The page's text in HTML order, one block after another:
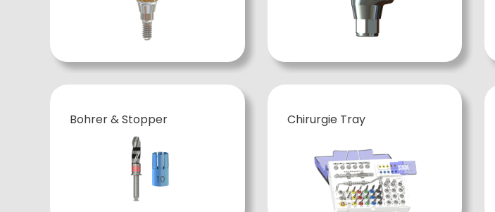
Bohrer & Stopper Chirurgie Tray